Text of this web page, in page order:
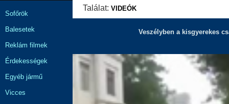
Sofőrök
Balesetek
Reklám filmek
Érdekességek
Egyéb jármű
Vicces
Találat: VIDEÓK
Veszélyben a kisgyerekes